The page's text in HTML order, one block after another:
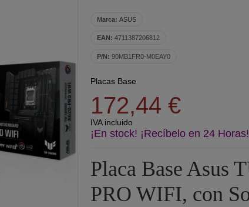
Marca: ASUS
EAN: 4711387206812
P/N: 90MB1FR0-M0EAY0
Placas Base
172,44 €
IVA incluido
¡En stock! ¡Recíbelo en 24 Horas!
Placa Base Asus
PRO WIFI, con